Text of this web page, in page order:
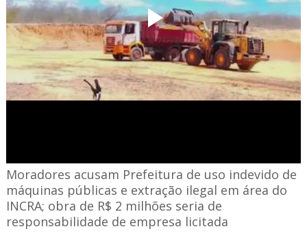
Moradores acusam Prefeitura de uso indevido de
máquinas públicas e extração ilegal em área do
INCRA; obra de R$ 2 milhões seria de
responsabilidade de empresa licitada